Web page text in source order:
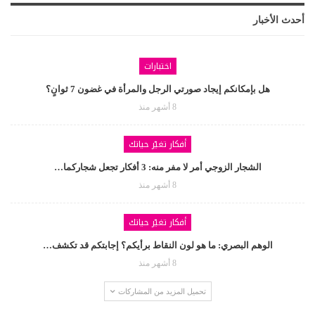
أحدث الأخبار
اختبارات
هل بإمكانكم إيجاد صورتي الرجل والمرأة في غضون 7 ثوانٍ؟
8 أشهر منذ
أفكار تغيّر حياتك
الشجار الزوجي أمر لا مفر منه: 3 أفكار تجعل شجاركما…
8 أشهر منذ
أفكار تغيّر حياتك
الوهم البصري: ما هو لون النقاط برأيكم؟ إجابتكم قد تكشف…
8 أشهر منذ
تحميل المزيد من المشاركات